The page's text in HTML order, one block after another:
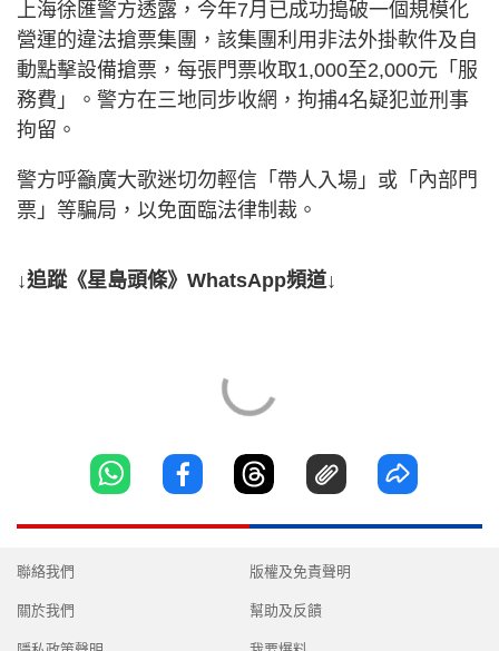
上海徐匯警方透露，今年7月已成功搗破一個規模化
營運的違法搶票集團，該集團利用非法外掛軟件及自
動點擊設備搶票，每張門票收取1,000至2,000元「服
務費」。警方在三地同步收網，拘捕4名疑犯並刑事
拘留。
警方呼籲廣大歌迷切勿輕信「帶人入場」或「內部門
票」等騙局，以免面臨法律制裁。
↓追蹤《星島頭條》WhatsApp頻道↓
聯絡我們
關於我們
版權及免責聲明
幫助及反饋